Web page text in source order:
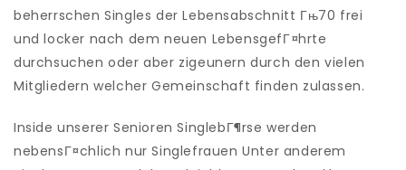
beherrschen Singles der Lebensabschnitt Гњ70 frei
und locker nach dem neuen LebensgefГ¤hrte
durchsuchen oder aber zigeunern durch den vielen
Mitgliedern welcher Gemeinschaft finden zulassen.
Inside unserer Senioren SinglebГ¶rse werden
nebensГ¤chlich nur Singlefrauen Unter anderem